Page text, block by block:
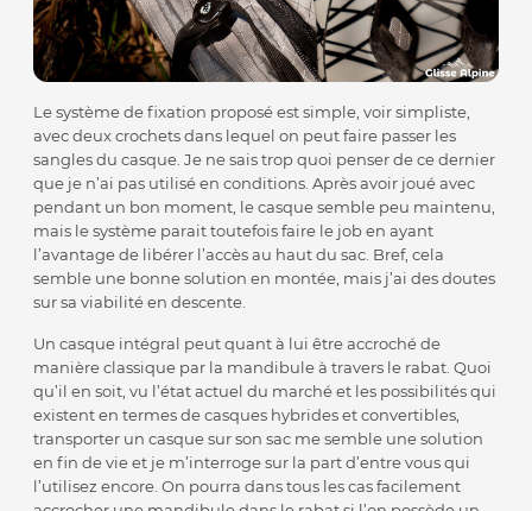
Le système de fixation proposé est simple, voir simpliste,
avec deux crochets dans lequel on peut faire passer les
sangles du casque. Je ne sais trop quoi penser de ce dernier
que je n’ai pas utilisé en conditions. Après avoir joué avec
pendant un bon moment, le casque semble peu maintenu,
mais le système parait toutefois faire le job en ayant
l’avantage de libérer l’accès au haut du sac. Bref, cela
semble une bonne solution en montée, mais j’ai des doutes
sur sa viabilité en descente.
Un casque intégral peut quant à lui être accroché de
manière classique par la mandibule à travers le rabat. Quoi
qu’il en soit, vu l’état actuel du marché et les possibilités qui
existent en termes de casques hybrides et convertibles,
transporter un casque sur son sac me semble une solution
en fin de vie et je m’interroge sur la part d’entre vous qui
l’utilisez encore. On pourra dans tous les cas facilement